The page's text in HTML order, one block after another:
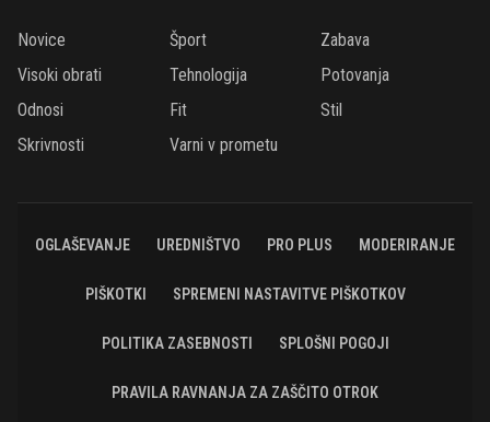
Novice Šport
Zabava
Visoki obrati
Tehnologija
Potovanja
Odnosi
Fit
Stil
Skrivnosti
Varni v prometu
OGLAŠEVANJE UREDNIŠTVO PRO PLUS MODERIRANJE
PIŠKOTKI SPREMENI NASTAVITVE PIŠKOTKOV
POLITIKA ZASEBNOSTI SPLOŠNI POGOJI
PRAVILA RAVNANJA ZA ZAŠČITO OTROK